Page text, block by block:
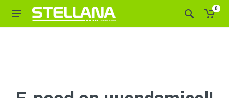
0